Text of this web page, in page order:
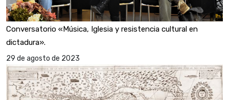
Conversatorio «Música, Iglesia y resistencia cultural en
dictadura».
29 de agosto de 2023